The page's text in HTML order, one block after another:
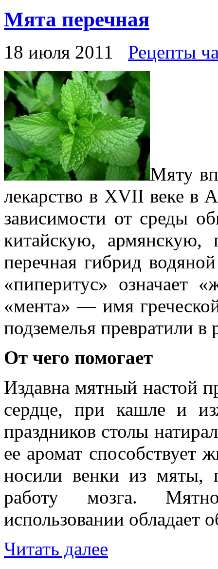
Мята перечная
18 июля 2011 Рецепты
Мяту
лекарство в XVII веке в
зависимости от среды
китайскую, армянскую,
перечная гибрид
«пиперитус» означает
«мента» — имя
подземелья превратили в
От чего помогает
Издавна мятный настой
сердце, при кашле и
праздников столы
ее аромат способствует
носили венки из мяты,
работу мозга.
использовании обладает
Читать далее